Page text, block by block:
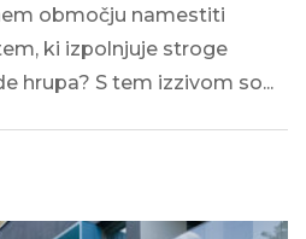
območju namestiti
ki izpolnjuje stroge
hrupa? S tem izzivom so...